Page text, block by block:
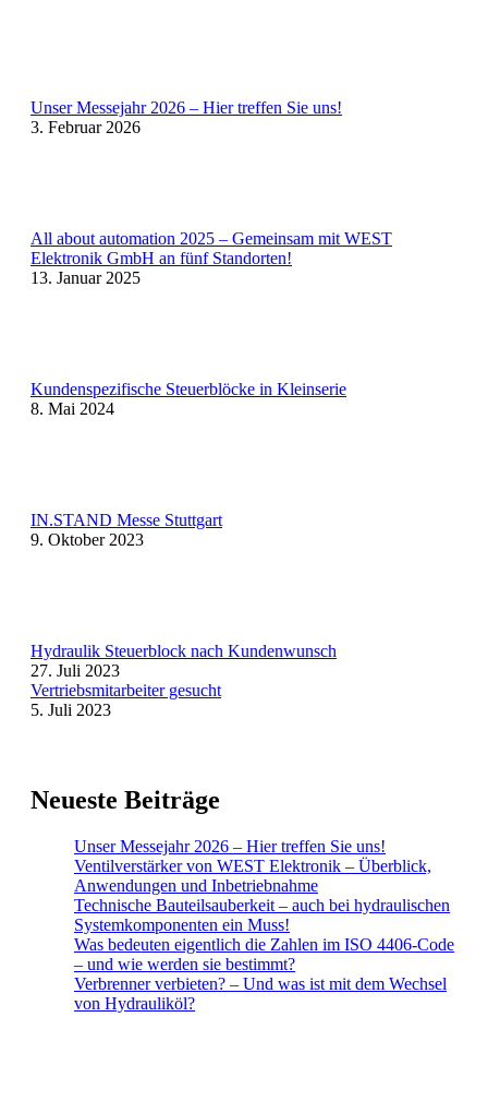
Unser Messejahr 2026 – Hier treffen Sie uns!
3. Februar 2026
All about automation 2025 – Gemeinsam mit WEST
Elektronik GmbH an fünf Standorten!
13. Januar 2025
Kundenspezifische Steuerblöcke in Kleinserie
8. Mai 2024
IN.STAND Messe Stuttgart
9. Oktober 2023
Hydraulik Steuerblock nach Kundenwunsch
27. Juli 2023
Vertriebsmitarbeiter gesucht
5. Juli 2023
Neueste Beiträge
Unser Messejahr 2026 – Hier treffen Sie uns!
Ventilverstärker von WEST Elektronik – Überblick,
Anwendungen und Inbetriebnahme
Technische Bauteilsauberkeit – auch bei hydraulischen
Systemkomponenten ein Muss!
Was bedeuten eigentlich die Zahlen im ISO 4406-Code
– und wie werden sie bestimmt?​
Verbrenner verbieten? – Und was ist mit dem Wechsel
von Hydrauliköl?